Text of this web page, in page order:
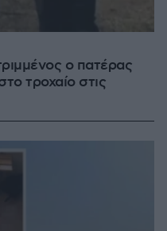
ο πατέρας
τροχαίο στις